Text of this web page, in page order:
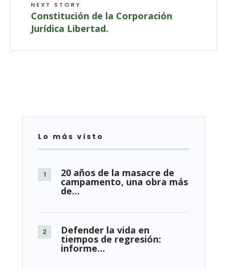
NEXT STORY
Constitución de la Corporación
Jurídica Libertad.
Lo más visto
20 años de la masacre de
campamento, una obra más
de…
Defender la vida en
tiempos de regresión:
informe…